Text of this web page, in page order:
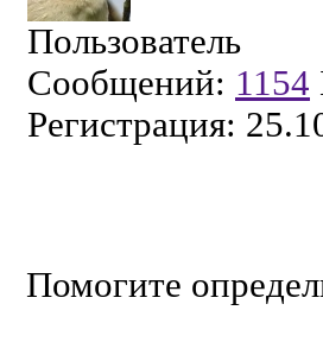
Пользователь
Сообщений: 1154
Регистрация:
Помогите